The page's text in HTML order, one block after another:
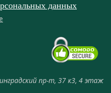
данных
пр-т, 37 к3, 4 этаж